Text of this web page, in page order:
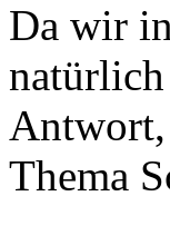
Da wir
Antwort,
Thema